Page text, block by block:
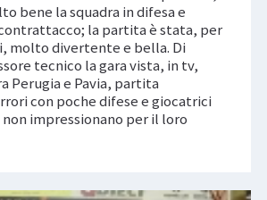
bene la squadra in difesa e
la partita è stata, per
molto divertente e bella. Di
tecnico la gara vista, in tv,
Perugia e Pavia, partita
con poche difese e giocatrici
impressionano per il loro